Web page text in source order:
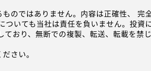
のではありません。内容は正確性、 完
いても当社は責任を負いません。投資
おり、無断での複製、転送、転載を禁じ
さい。